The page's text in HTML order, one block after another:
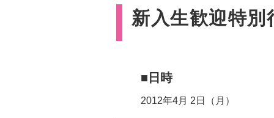
新入生歓迎特
■日時
2012年4月 2日（月）